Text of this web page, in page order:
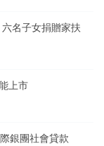
名子女捐贈家扶
上市
銀團社會貸款